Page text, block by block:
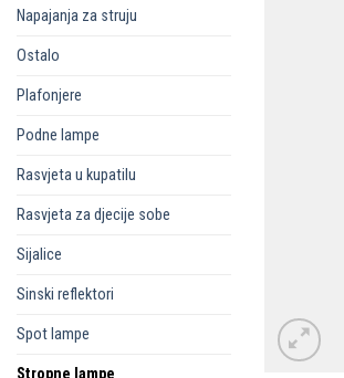
Napajanja za struju
Ostalo
Plafonjere
Podne lampe
Rasvjeta u kupatilu
Rasvjeta za djecije sobe
Sijalice
Sinski reflektori
Spot lampe
Stropne lampe